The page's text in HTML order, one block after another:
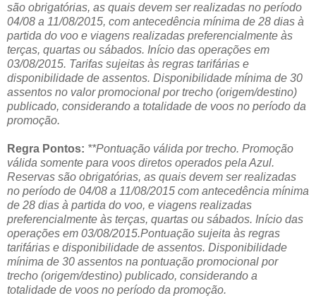
são obrigatórias, as quais devem ser realizadas no período
04/08 a 11/08/2015, com antecedência mínima de 28 dias à
partida do voo e viagens realizadas preferencialmente às
terças, quartas ou sábados. Início das operações em
03/08/2015. Tarifas sujeitas às regras tarifárias e
disponibilidade de assentos. Disponibilidade mínima de 30
assentos no valor promocional por trecho (origem/destino)
publicado, considerando a totalidade de voos no período da
promoção.
Regra Pontos: **Pontuação válida por trecho. Promoção
válida somente para voos diretos operados pela Azul.
Reservas são obrigatórias, as quais devem ser realizadas
no período de 04/08 a 11/08/2015 com antecedência mínima
de 28 dias à partida do voo, e viagens realizadas
preferencialmente às terças, quartas ou sábados. Início das
operações em 03/08/2015.Pontuação sujeita às regras
tarifárias e disponibilidade de assentos. Disponibilidade
mínima de 30 assentos na pontuação promocional por
trecho (origem/destino) publicado, considerando a
totalidade de voos no período da promoção.